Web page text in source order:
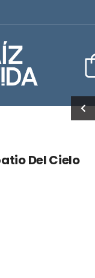
Del Cielo